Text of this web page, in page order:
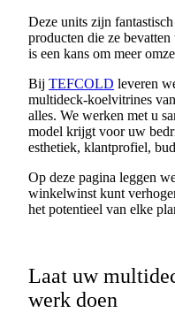
Deze units zijn fantastisch
producten die ze bevatten
is een kans om meer
Bij TEFCOLD leveren
multideck-koelvitrines
alles. We werken met u
model krijgt voor uw
esthetiek, klantprofiel,
Op deze pagina leggen
winkelwinst kunt
het potentieel van elke
Laat uw
werk doen